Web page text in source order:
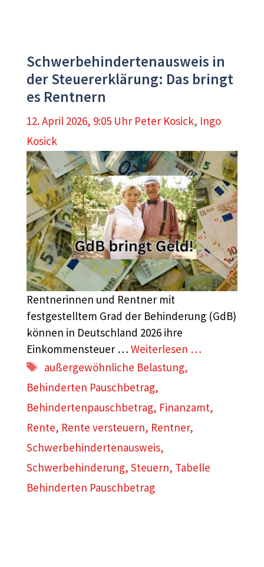
Schwerbehindertenausweis in
der Steuererklärung: Das bringt
es Rentnern
12. April 2026, 9:05 Uhr Peter Kosick, Ingo
Kosick
Rentnerinnen und Rentner mit
festgestelltem Grad der Behinderung (GdB)
können in Deutschland 2026 ihre
Einkommensteuer … Weiterlesen …
Schlagwörter
außergewöhnliche Belastung,
Behinderten Pauschbetrag,
Behindertenpauschbetrag, Finanzamt,
Rente, Rente versteuern, Rentner,
Schwerbehindertenausweis,
Schwerbehinderung, Steuern, Tabelle
Behinderten Pauschbetrag